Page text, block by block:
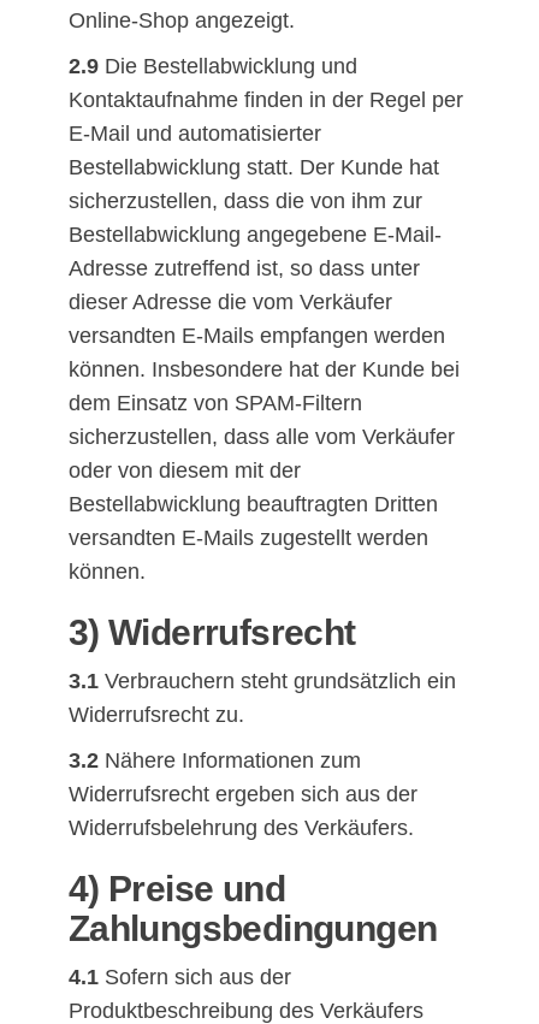
Online-Shop angezeigt.
2.9Die Bestellabwicklung und
Kontaktaufnahme finden in der Regel per
E-Mail und automatisierter
Bestellabwicklung statt. Der Kunde hat
sicherzustellen, dass die von ihm zur
Bestellabwicklung angegebene E-Mail-
Adresse zutreffend ist, so dass unter
dieser Adresse die vom Verkäufer
versandten E-Mails empfangen werden
können. Insbesondere hat der Kunde bei
dem Einsatz von SPAM-Filtern
sicherzustellen, dass alle vom Verkäufer
oder von diesem mit der
Bestellabwicklung beauftragten Dritten
versandten E-Mails zugestellt werden
können.
3) Widerrufsrecht
3.1Verbrauchern steht grundsätzlich ein
Widerrufsrecht zu.
3.2Nähere Informationen zum
Widerrufsrecht ergeben sich aus der
Widerrufsbelehrung des Verkäufers.
4) Preise und
Zahlungsbedingungen
4.1Sofern sich aus der
Produktbeschreibung des Verkäufers